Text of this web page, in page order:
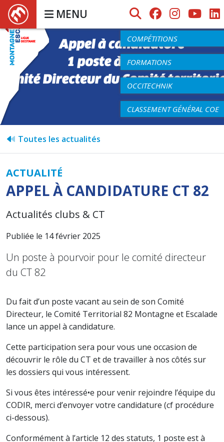
MENU AGENDA
COMPÉTITIONS
FORMATIONS
OCCITECHNIK
CLASSEMENT GÉNÉRAL COE
Toutes les actualités
ACTUALITÉ
APPEL À CANDIDATURE CT 82
Actualités clubs & CT
Publiée le 14 février 2025
Un poste à pourvoir pour le comité directeur
du CT 82
Du fait d’un poste vacant au sein de son Comité
Directeur, le Comité Territorial 82 Montagne et Escalade
lance un appel à candidature.
Cette participation sera pour vous une occasion de
découvrir le rôle du CT et de travailler à nos côtés sur
les dossiers qui vous intéressent.
Si vous êtes intéressé•e pour venir rejoindre l’équipe du
CODIR, merci d’envoyer votre candidature (cf procédure
ci-dessous).
Conformément à l’article 12 des statuts, 1 poste est à